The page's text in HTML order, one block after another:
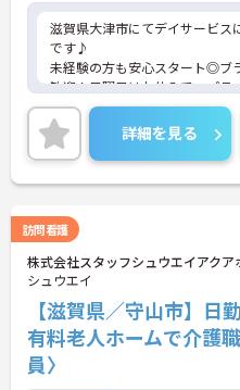
【充実した手当で日々の頑張り
がる環境です】
・在籍年数に応じて毎月支給さ
め、長く勤めるほど着実な給与
す。
・満10歳から18歳のお子様を
手当があるため、子育て世代の
けます。
【サポート体制の整備により一
・拠点間での応援や支店による
いるため、欠員が生じた際もチ
合えます。
・ブランクのある方も経験豊富
な研修を受けられるため、安心
トできます。
滋賀県大津市にてデイサービス
です♪
未経験の方も安心スタート◎ブ
歓迎！日曜日はお休みで、プラ
可能です☆最寄り駅から徒歩9
立地も魅力です♪ご興味のある
イントなど、さらに詳細をご案
にご相談ください！
詳細を見る
訪問看護
株式会社スタッフシュウエイアクア
シュウエイ
【滋賀県／守山市】
有料老人ホームで介護
員〉